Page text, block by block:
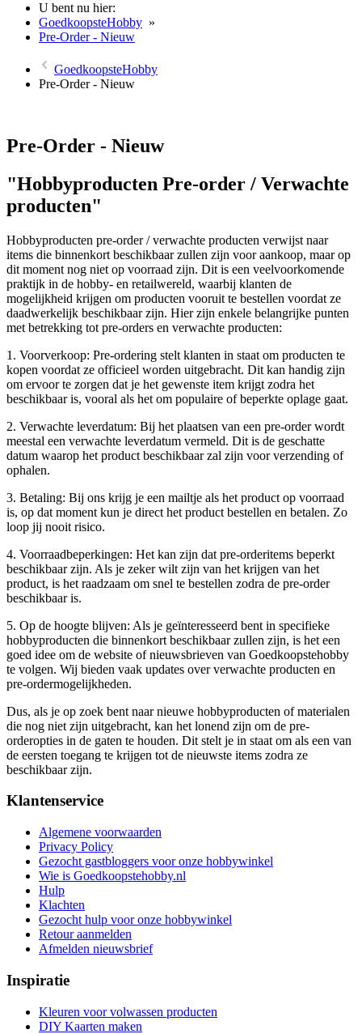
U bent nu hier:
GoedkoopsteHobby »
Pre-Order - Nieuw
GoedkoopsteHobby
Pre-Order - Nieuw
Pre-Order - Nieuw
"Hobbyproducten Pre-order / Verwachte
producten"
Hobbyproducten pre-order / verwachte producten verwijst naar
items die binnenkort beschikbaar zullen zijn voor aankoop, maar op
dit moment nog niet op voorraad zijn. Dit is een veelvoorkomende
praktijk in de hobby- en retailwereld, waarbij klanten de
mogelijkheid krijgen om producten vooruit te bestellen voordat ze
daadwerkelijk beschikbaar zijn. Hier zijn enkele belangrijke punten
met betrekking tot pre-orders en verwachte producten:
1. Voorverkoop: Pre-ordering stelt klanten in staat om producten te
kopen voordat ze officieel worden uitgebracht. Dit kan handig zijn
om ervoor te zorgen dat je het gewenste item krijgt zodra het
beschikbaar is, vooral als het om populaire of beperkte oplage gaat.
2. Verwachte leverdatum: Bij het plaatsen van een pre-order wordt
meestal een verwachte leverdatum vermeld. Dit is de geschatte
datum waarop het product beschikbaar zal zijn voor verzending of
ophalen.
3. Betaling: Bij ons krijg je een mailtje als het product op voorraad
is, op dat moment kun je direct het product bestellen en betalen. Zo
loop jij nooit risico.
4. Voorraadbeperkingen: Het kan zijn dat pre-orderitems beperkt
beschikbaar zijn. Als je zeker wilt zijn van het krijgen van het
product, is het raadzaam om snel te bestellen zodra de pre-order
beschikbaar is.
5. Op de hoogte blijven: Als je geïnteresseerd bent in specifieke
hobbyproducten die binnenkort beschikbaar zullen zijn, is het een
goed idee om de website of nieuwsbrieven van Goedkoopstehobby
te volgen. Wij bieden vaak updates over verwachte producten en
pre-ordermogelijkheden.
Dus, als je op zoek bent naar nieuwe hobbyproducten of materialen
die nog niet zijn uitgebracht, kan het lonend zijn om de pre-
orderopties in de gaten te houden. Dit stelt je in staat om als een van
de eersten toegang te krijgen tot de nieuwste items zodra ze
beschikbaar zijn.
Klantenservice
Algemene voorwaarden
Privacy Policy
Gezocht gastbloggers voor onze hobbywinkel
Wie is Goedkoopstehobby.nl
Hulp
Klachten
Gezocht hulp voor onze hobbywinkel
Retour aanmelden
Afmelden nieuwsbrief
Inspiratie
Kleuren voor volwassen producten
DIY Kaarten maken